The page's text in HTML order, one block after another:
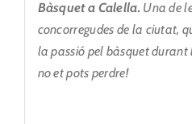
Bàsquet a Calella. Una de
concorregudes de la ciutat,
la passió pel bàsquet durant
no et pots perdre!